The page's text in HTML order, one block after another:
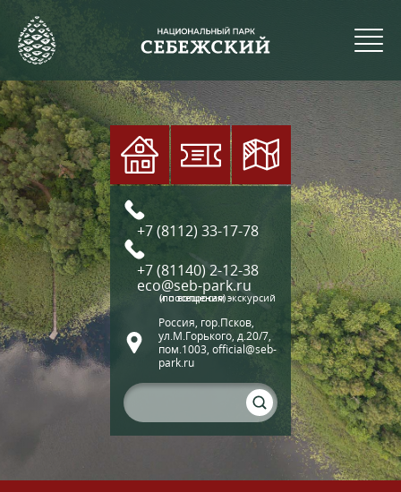
+7 (8112) 33-17-78
+7 (81140) 2-12-38
eco@seb-park.ru
(по вопросам экскурсий и посещения)
Россия, гор.Псков,
ул.М.Горького, д.20/7,
пом.1003, official@seb-
park.ru